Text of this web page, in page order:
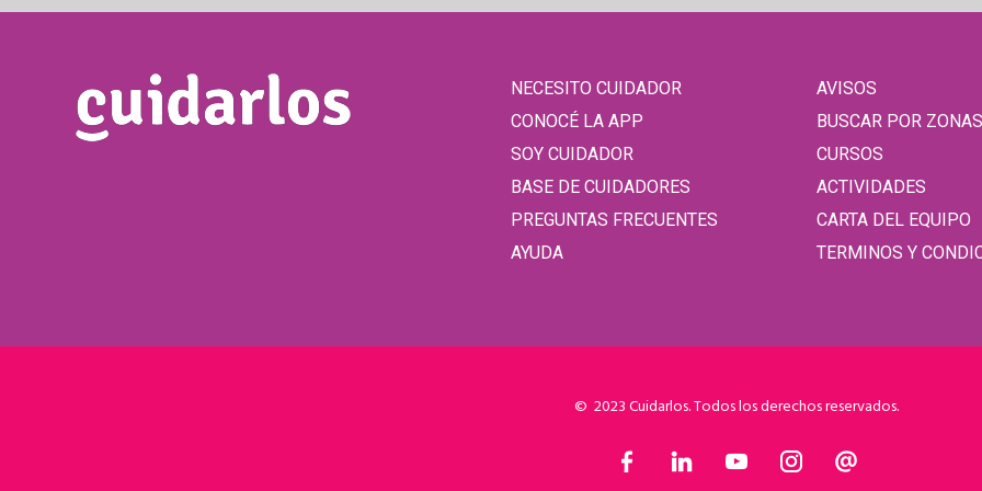
NECESITO CUIDADOR
CONOCÉ LA APP
SOY CUIDADOR
BASE DE CUIDADORES
PREGUNTAS FRECUENTES
AYUDA
AVISOS
BUSCAR POR ZONAS
CURSOS
ACTIVIDADES
CARTA DEL EQUIPO
TERMINOS Y
© 2023 Cuidarlos. Todos los derechos reservados.